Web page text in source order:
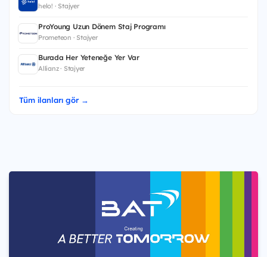
helo! · Stajyer
ProYoung Uzun Dönem Staj Programı
Prometeon · Stajyer
Burada Her Yeteneğe Yer Var
Allianz · Stajyer
Tüm ilanları gör →